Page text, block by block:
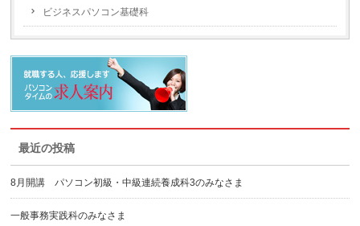
ビジネスパソコン基礎科
最近の投稿
8月開講 パソコン初級・中級連続養成科3のみなさま
一般事務実践科のみなさま